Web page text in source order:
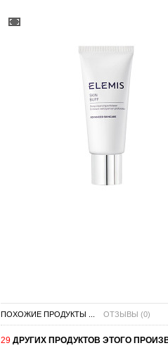
ПОХОЖИЕ ПРОДУКТЫ ... ОТЗЫВЫ (0)
29 ДРУГИХ ПРОДУКТОВ ЭТОГО